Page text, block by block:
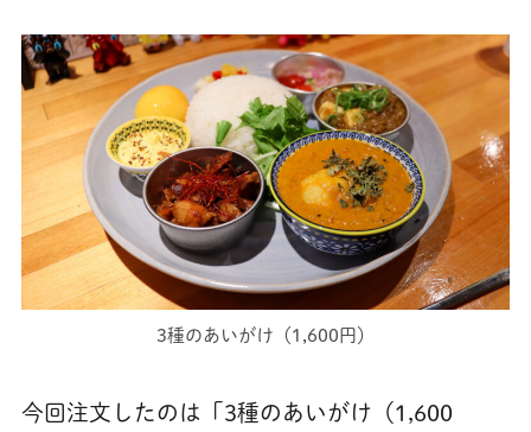
3種のあいがけ（1,600円）
今回注文したのは「3種のあいがけ（1,600